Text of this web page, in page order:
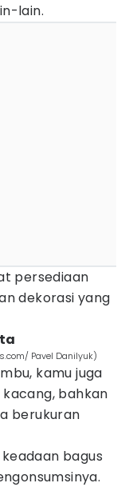
lain.
persediaan
dekorasi yang
Pavel Danilyuk)
kamu juga
bahkan
berukuran
bagus